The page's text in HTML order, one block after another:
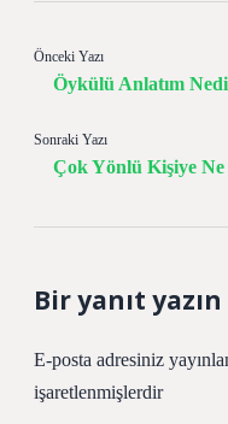
Önceki Yazı
Öykülü Anlatım
Sonraki Yazı
Çok Yönlü Kişiye
Bir yanıt yazın
E-posta adresiniz
işaretlenmişlerdir